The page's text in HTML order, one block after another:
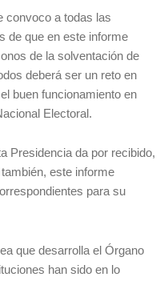
convoco a todas las
de que en este informe
de la solventación de
deberá ser un reto en
buen funcionamiento en
Electoral.
Presidencia da por recibido,
este informe
para su
que desarrolla el Órgano
han sido en lo